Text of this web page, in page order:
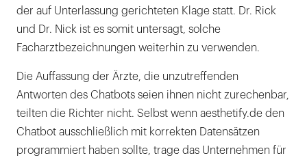
der auf Unterlassung gerichteten Klage statt. Dr. Rick
und Dr. Nick ist es somit untersagt, solche
Facharztbezeichnungen weiterhin zu verwenden.
Die Auffassung der Ärzte, die unzutreffenden
Antworten des Chatbots seien ihnen nicht zurechenbar,
teilten die Richter nicht. Selbst wenn aesthetify.de den
Chatbot ausschließlich mit korrekten Datensätzen
programmiert haben sollte, trage das Unternehmen für